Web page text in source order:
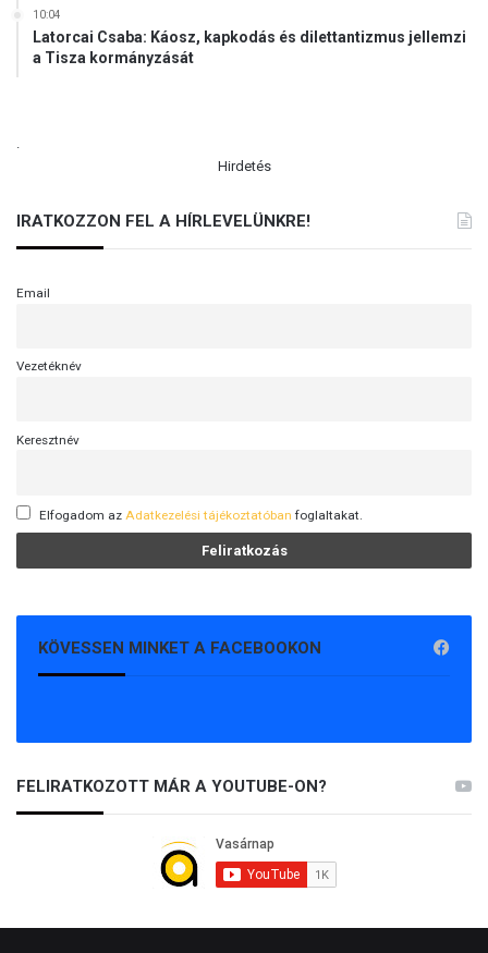
10:04
Latorcai Csaba: Káosz, kapkodás és dilettantizmus jellemzi
a Tisza kormányzását
Hirdetés
IRATKOZZON FEL A HÍRLEVELÜNKRE!
Email
Vezetéknév
Keresztnév
Elfogadom az Adatkezelési tájékoztatóban foglaltakat.
KÖVESSEN MINKET A FACEBOOKON
FELIRATKOZOTT MÁR A YOUTUBE-ON?